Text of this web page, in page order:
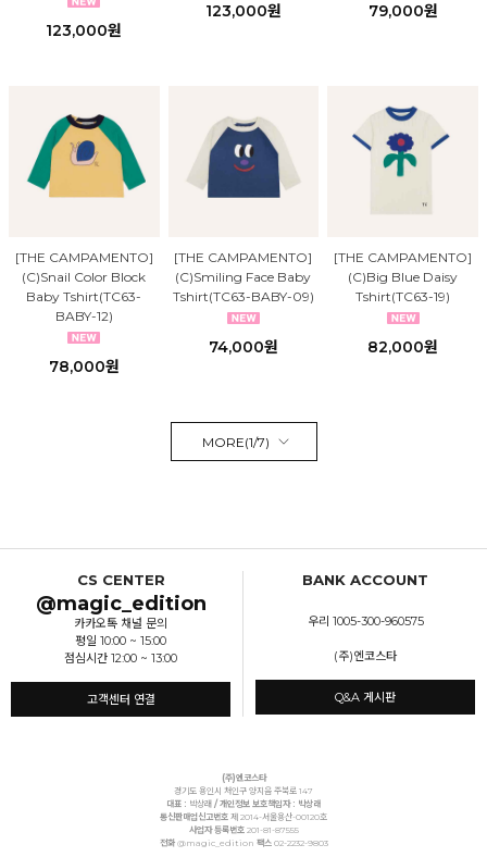
123,000원
123,000원 79,000원
[THE CAMPAMENTO]
(C)Snail Color Block
Baby Tshirt(TC63-
BABY-12)
78,000원
[THE CAMPAMENTO]
(C)Smiling Face Baby
Tshirt(TC63-BABY-09)
74,000원
[THE CAMPAMENTO]
(C)Big Blue Daisy
Tshirt(TC63-19)
82,000원
MORE(1/7)
CS CENTER
@magic_edition
카카오톡 채널 문의
평일 10:00 ~ 15:00
점심시간 12:00 ~ 13:00
고객센터 연결
BANK ACCOUNT
우리 1005-300-960575
(주)엔코스타
Q&A 게시판
(주)엔코스타
경기도 용인시 처인구 양지읍 주북로 147
대표 : 박상래 / 개인정보 보호책임자 : 박상래
통신판매업신고번호 제 2014-서울용산-00120호
사업자 등록번호201-81-87555
전화@magic_edition 팩스02-2232-9803